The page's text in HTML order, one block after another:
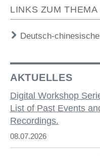
LINKS ZUM THEMA
Deutsch-
AKTUELLES
Digital Workshop
List of Past Events
Recordings.
08.07.2026